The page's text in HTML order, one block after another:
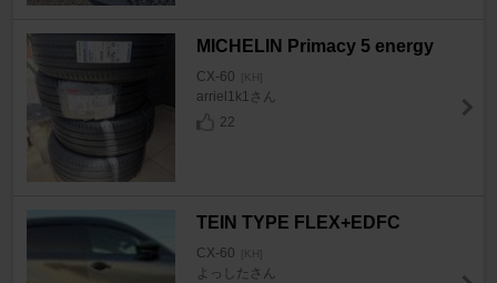
MICHELIN Primacy 5 energy
CX-60 [KH]
arriel1k1さん
22
TEIN TYPE FLEX+EDFC
CX-60 [KH]
よっしたさん